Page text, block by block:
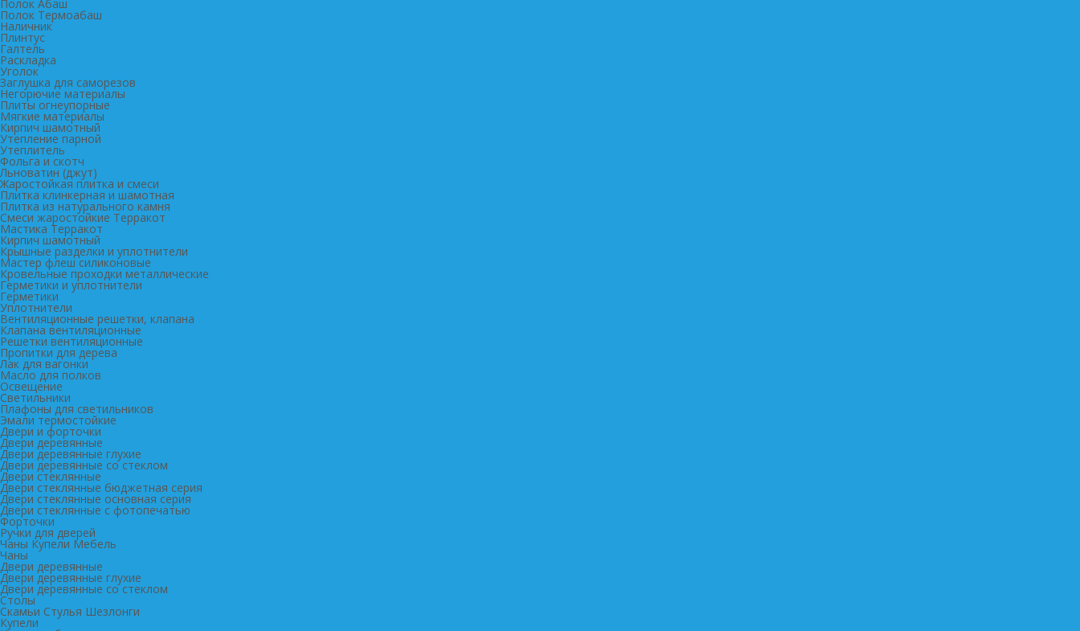
Полок Абаш
Полок Термоабаш
Наличник
Плинтус
Галтель
Раскладка
Уголок
Заглушка для саморезов
Негорючие материалы
Плиты огнеупорные
Мягкие материалы
Кирпич шамотный
Утепление парной
Утеплитель
Фольга и скотч
Льноватин (джут)
Жаростойкая плитка и смеси
Плитка клинкерная и шамотная
Плитка из натурального камня
Смеси жаростойкие Терракот
Мастика Терракот
Кирпич шамотный
Крышные разделки и уплотнители
Мастер флеш силиконовые
Кровельные проходки металлические
Герметики и уплотнители
Герметики
Уплотнители
Вентиляционные решетки, клапана
Клапана вентиляционные
Решетки вентиляционные
Пропитки для дерева
Лак для вагонки
Масло для полков
Освещение
Светильники
Плафоны для светильников
Эмали термостойкие
Двери и форточки
Двери деревянные
Двери деревянные глухие
Двери деревянные со стеклом
Двери стеклянные
Двери стеклянные бюджетная серия
Двери стеклянные основная серия
Двери стеклянные с фотопечатью
Форточки
Ручки для дверей
Чаны Купели Мебель
Чаны
Двери деревянные
Двери деревянные глухие
Двери деревянные со стеклом
Столы
Скамьи Стулья Шезлонги
Купели